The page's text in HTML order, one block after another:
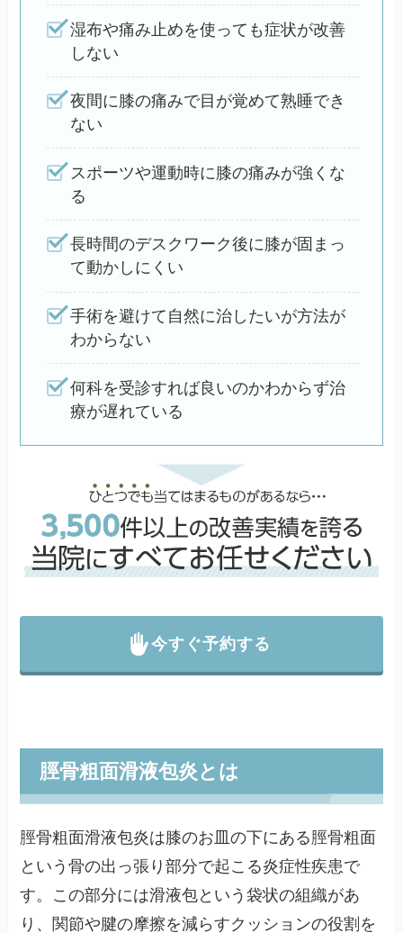
湿布や痛み止めを使っても症状が改善
しない
夜間に膝の痛みで目が覚めて熟睡でき
ない
スポーツや運動時に膝の痛みが強くな
る
長時間のデスクワーク後に膝が固まっ
て動かしにくい
手術を避けて自然に治したいが方法が
わからない
何科を受診すれば良いのかわからず治
療が遅れている
今すぐ予約する
脛骨粗面滑液包炎とは
脛骨粗面滑液包炎は膝のお皿の下にある脛骨粗面
という骨の出っ張り部分で起こる炎症性疾患で
す。この部分には滑液包という袋状の組織があ
り、関節や腱の摩擦を減らすクッションの役割を